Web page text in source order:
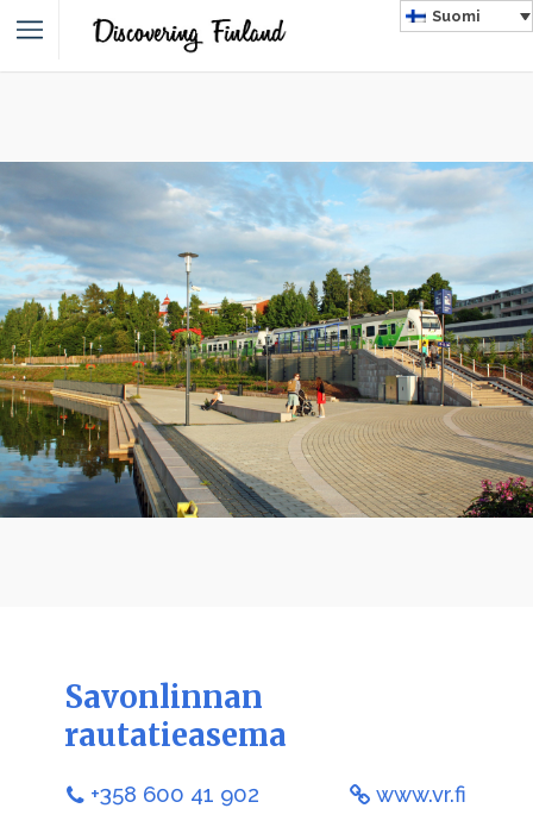
Suomi
Savonlinnan
rautatieasema
+358 600 41 902 www.vr.fi